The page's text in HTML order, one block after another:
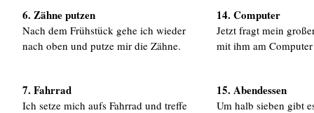
6. Zähne putzen
Nach dem Frühstück gehe ich wieder
nach oben und putze mir die Zähne.
14. Computer
Jetzt fragt mein
mit ihm am
7. Fahrrad
Ich setze mich aufs Fahrrad und treffe
15. Abendessen
Um halb sieben gibt